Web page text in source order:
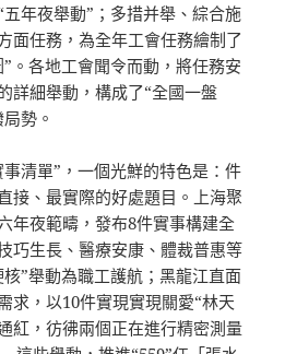
年夜舉動”；多措并舉、綜合施
面任務，為全年工會任務繪制了
。各地工會聞令而動，將任務安
詳細舉動，構成了“全國一盤
勢。
清單”，一個光鮮的特色是：件
接、最實際的好處題目。上海聚
年夜範疇，發布8件實事構建全
巧生長、醫療安康、體裁普惠等
”舉動為職工護航；黑龍江直面
求，以10件實現實現關愛“林天
紅，彷彿兩個正在進行精密測量